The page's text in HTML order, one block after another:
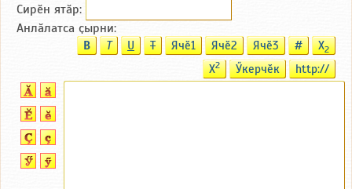
Сирӗн ятӑp:
Анлӑлатса ҫырни:
B T U T Ячӗ1 Ячӗ2 Ячӗ3 # X2
X2 Ӳкерчӗк http://